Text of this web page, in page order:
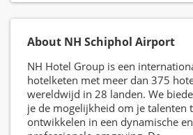
About NH Schiphol Airport
NH Hotel Group is een
hotelketen met meer dan 375
wereldwijd in 28 landen. We
je de mogelijkheid om je talenten
ontwikkelen in een dynamische en